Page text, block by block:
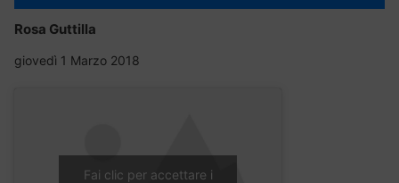
Rosa Guttilla
giovedì 1 Marzo 2018
Fai clic per accettare i